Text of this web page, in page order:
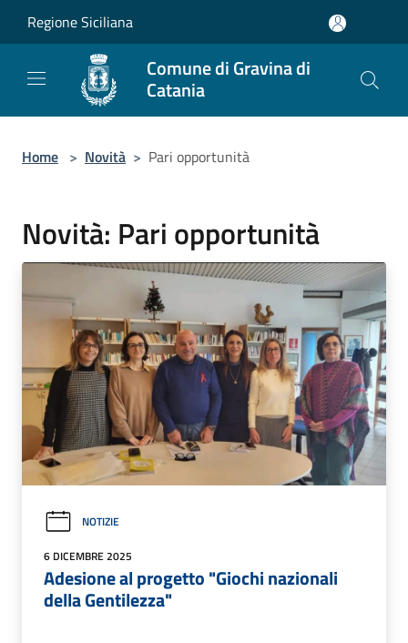
Regione Siciliana
Comune di Gravina di
Catania
Home > Novità > Pari opportunità
Novità: Pari opportunità
NOTIZIE
6 DICEMBRE 2025
Adesione al progetto "Giochi nazionali
della Gentilezza"